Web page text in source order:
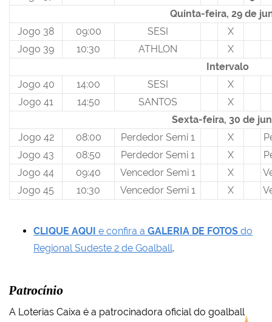
Quinta-feira, 29 de
Jogo 38
09:00 SESI
X
Jogo 39
10:30 ATHLON
X
Intervalo
Jogo 40
14:00 SESI
X
Jogo 41
14:50 SANTOS
X
Sexta-feira, 30 de
Jogo 42
08:00 Perdedor Semi 1 X
Jogo 43
08:50 Perdedor Semi 1 X
Jogo 44
09:40 Vencedor Semi 1 X
Jogo 45
10:30 Vencedor Semi 1 X
CLIQUE AQUI e confira a GALERIA DE FOTOS do
Regional Sudeste 2 de Goalball.
Patrocínio
A Loterias Caixa é a patrocinadora oficial do goalball